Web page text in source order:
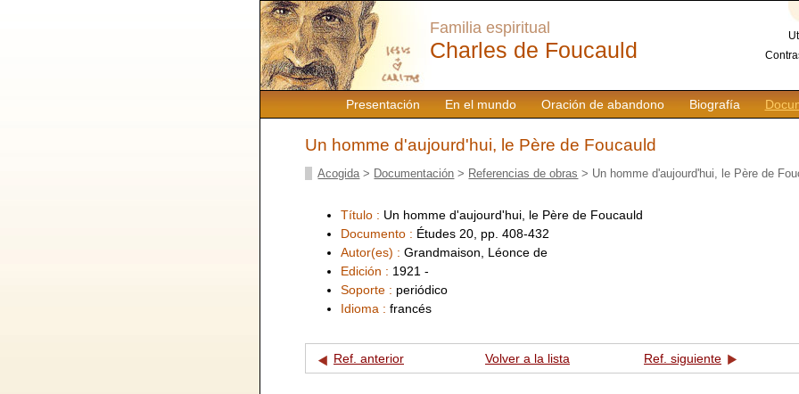
Presentación En el mundo Oración de abandono Biografía
Familia espiritual
Charles de Foucauld
Un homme d'aujourd'hui, le Père de Foucauld
Acogida > Documentación > Referencias de obras > Un homme d'aujourd'hui, le Père de
Título : Un homme d'aujourd'hui, le Père de Foucauld
Documento : Études 20, pp. 408-432
Autor(es) : Grandmaison, Léonce de
Edición : 1921 -
Soporte : periódico
Idioma : francés
Ref. anterior Volver a la lista Ref. siguiente